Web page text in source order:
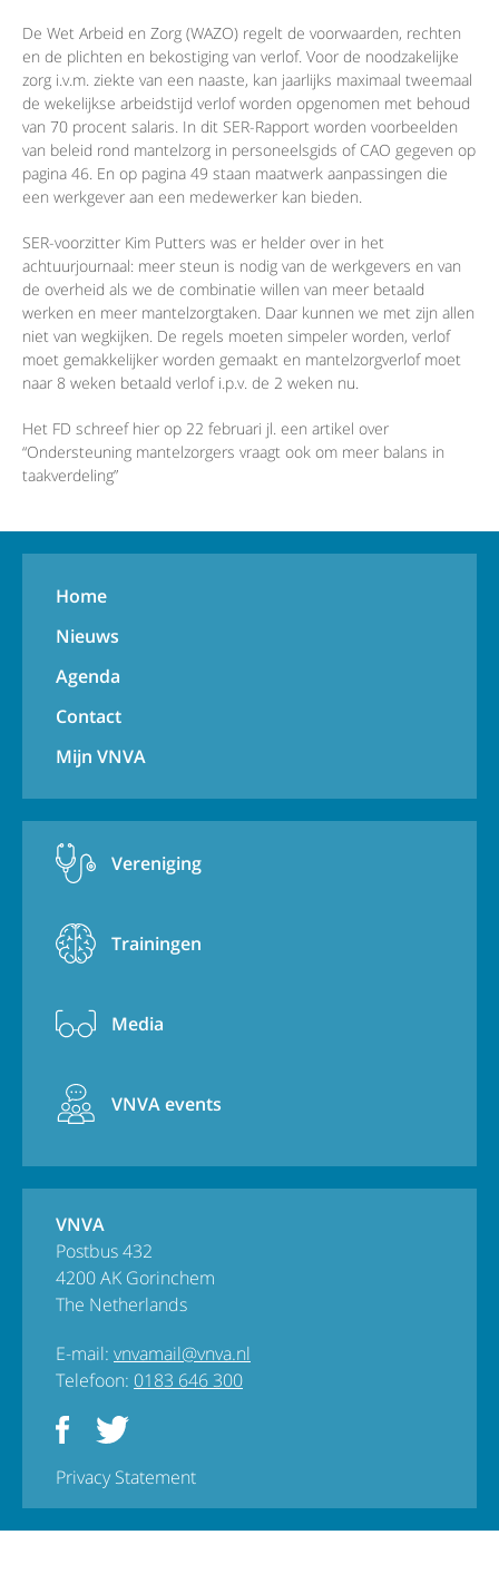
De Wet Arbeid en Zorg (WAZO) regelt de voorwaarden, rechten
en de plichten en bekostiging van verlof. Voor de noodzakelijke
zorg i.v.m. ziekte van een naaste, kan jaarlijks maximaal tweemaal
de wekelijkse arbeidstijd verlof worden opgenomen met behoud
van 70 procent salaris. In dit SER-Rapport worden voorbeelden
van beleid rond mantelzorg in personeelsgids of CAO gegeven op
pagina 46. En op pagina 49 staan maatwerk aanpassingen die
een werkgever aan een medewerker kan bieden.
SER-voorzitter Kim Putters was er helder over in het
achtuurjournaal: meer steun is nodig van de werkgevers en van
de overheid als we de combinatie willen van meer betaald
werken en meer mantelzorgtaken. Daar kunnen we met zijn allen
niet van wegkijken. De regels moeten simpeler worden, verlof
moet gemakkelijker worden gemaakt en mantelzorgverlof moet
naar 8 weken betaald verlof i.p.v. de 2 weken nu.
Het FD schreef hier op 22 februari jl. een artikel over
“Ondersteuning mantelzorgers vraagt ook om meer balans in
taakverdeling”
Home
Nieuws
Agenda
Contact
Mijn VNVA
Vereniging
Trainingen
Media
VNVA events
VNVA
Postbus 432
4200 AK Gorinchem
The Netherlands
E-mail: vnvamail@vnva.nl
Telefoon: 0183 646 300
Privacy Statement